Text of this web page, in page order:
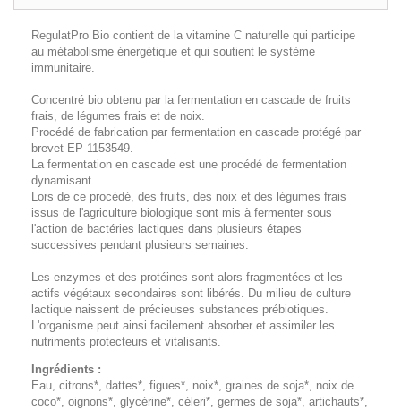
RegulatPro Bio contient de la vitamine C naturelle qui participe
au métabolisme énergétique et qui soutient le système
immunitaire.
Concentré bio obtenu par la fermentation en cascade de fruits
frais, de légumes frais et de noix.
Procédé de fabrication par fermentation en cascade protégé par
brevet EP 1153549.
La fermentation en cascade est une procédé de fermentation
dynamisant.
Lors de ce procédé, des fruits, des noix et des légumes frais
issus de l'agriculture biologique sont mis à fermenter sous
l'action de bactéries lactiques dans plusieurs étapes
successives pendant plusieurs semaines.
Les enzymes et des protéines sont alors fragmentées et les
actifs végétaux secondaires sont libérés. Du milieu de culture
lactique naissent de précieuses substances prébiotiques.
L'organisme peut ainsi facilement absorber et assimiler les
nutriments protecteurs et vitalisants.
Ingrédients :
Eau, citrons*, dattes*, figues*, noix*, graines de soja*, noix de
coco*, oignons*, glycérine*, céleri*, germes de soja*, artichauts*,